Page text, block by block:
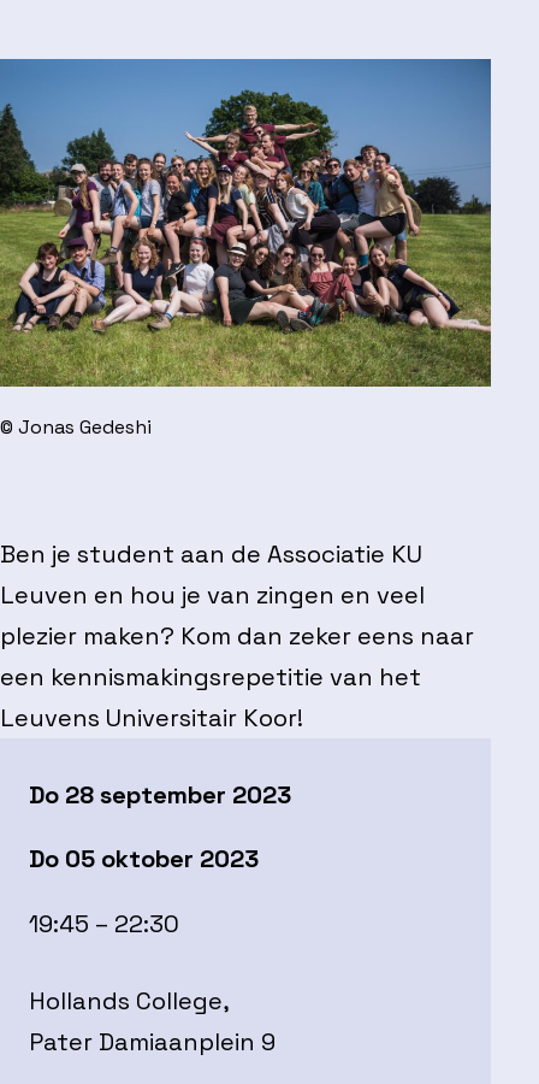
© Jonas Gedeshi
Ben je student aan de Associatie KU
Leuven en hou je van zingen en veel
plezier maken? Kom dan zeker eens naar
een kennismakingsrepetitie van het
Leuvens Universitair Koor!
Do 28 september 2023
Do 05 oktober 2023
19:45 – 22:30
Hollands College,
Pater Damiaanplein 9